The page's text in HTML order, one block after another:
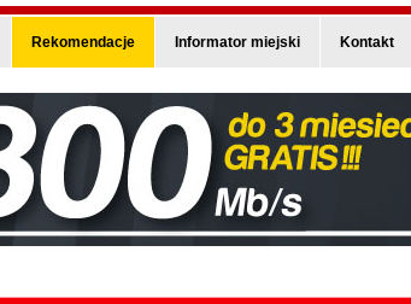
Rekomendacje Informator miejski Kontakt